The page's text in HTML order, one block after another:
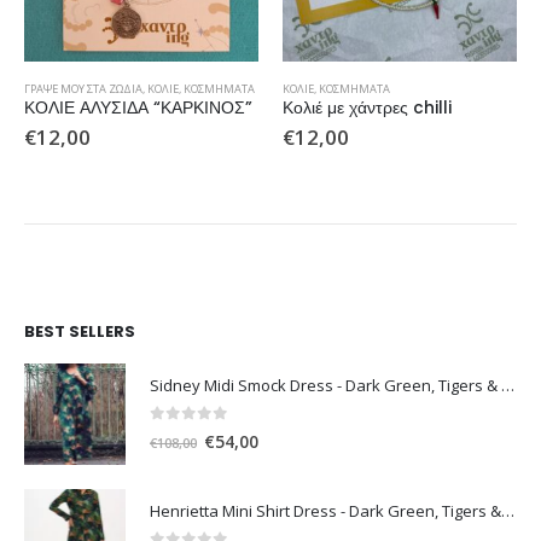
ΓΡΆΨΕ ΜΟΥ ΣΤΑ ΖΏΔΙΑ, ΚΟΛΙΈ, ΚΟΣΜΉΜΑΤΑ
ΚΟΛΙΕ ΑΛΥΣΙΔΑ “ΚΑΡΚΙΝΟΣ”
€12,00
ΚΟΛΙΈ, ΚΟΣΜΉΜΑΤΑ
Κολιέ με χάντρες chilli
€12,00
BEST SELLERS
Sidney Midi Smock Dress - Dark Green, Tigers & Palms D1169
€108,00 Original
€108,00.
€54,00Η
είναι:
Henrietta Mini Shirt Dress - Dark Green, Tigers & Palms D1170